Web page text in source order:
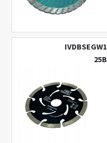
IVDBSEGW1
25B